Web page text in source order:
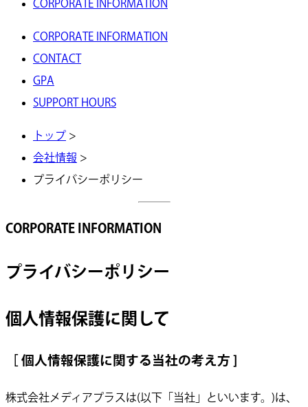
CORPORATE INFORMATION
CORPORATE INFORMATION
CONTACT
GPA
SUPPORT HOURS
トップ >
会社情報 >
プライバシーポリシー
CORPORATE INFORMATION
プライバシーポリシー
個人情報保護に関して
［ 個人情報保護に関する当社の考え方 ]
株式会社メディアプラスは(以下「当社」といいます。)は、